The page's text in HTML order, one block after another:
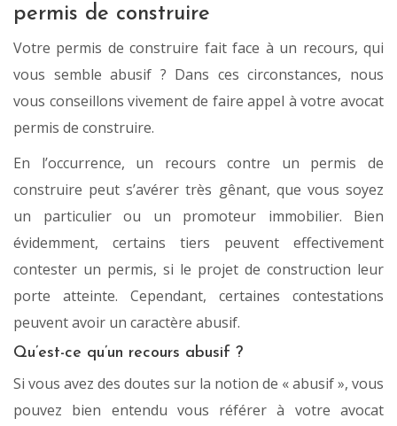
permis de construire
Votre permis de construire fait face à un recours, qui
vous semble abusif ? Dans ces circonstances, nous
vous conseillons vivement de faire appel à votre avocat
permis de construire.
En l’occurrence, un recours contre un permis de
construire peut s’avérer très gênant, que vous soyez
un particulier ou un promoteur immobilier. Bien
évidemment, certains tiers peuvent effectivement
contester un permis, si le projet de construction leur
porte atteinte. Cependant, certaines contestations
peuvent avoir un caractère abusif.
Qu’est-ce qu’un recours abusif ?
Si vous avez des doutes sur la notion de « abusif », vous
pouvez bien entendu vous référer à votre avocat